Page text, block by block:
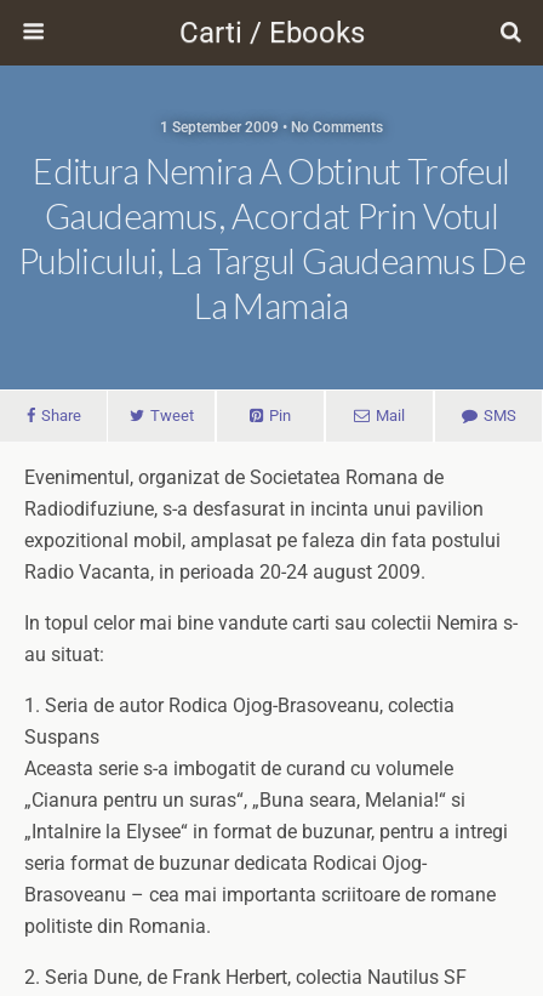
Carti / Ebooks
1 September 2009 • No Comments
Editura Nemira A Obtinut Trofeul
Gaudeamus, Acordat Prin Votul
Publicului, La Targul Gaudeamus De
La Mamaia
Share Tweet Pin Mail SMS
Evenimentul, organizat de Societatea Romana de
Radiodifuziune, s-a desfasurat in incinta unui pavilion
expozitional mobil, amplasat pe faleza din fata postului
Radio Vacanta, in perioada 20-24 august 2009.
In topul celor mai bine vandute carti sau colectii Nemira s-
au situat:
1. Seria de autor Rodica Ojog-Brasoveanu, colectia
Suspans
Aceasta serie s-a imbogatit de curand cu volumele
„Cianura pentru un suras“, „Buna seara, Melania!“ si
„Intalnire la Elysee“ in format de buzunar, pentru a intregi
seria format de buzunar dedicata Rodicai Ojog-
Brasoveanu – cea mai importanta scriitoare de romane
politiste din Romania.
2. Seria Dune, de Frank Herbert, colectia Nautilus SF